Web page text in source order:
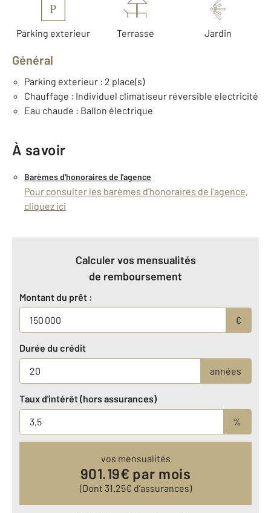
P
Parking exterieur Terrasse Jardin
Général
Parking exterieur : 2 place(s)
Chauffage : Individuel climatiseur réversible electricité
Eau chaude : Ballon électrique
À savoir
Barèmes d'honoraires de l'agence
Pour consulter les barèmes d'honoraires de l'agence,
cliquez ici
Calculer vos mensualités
de remboursement
Montant du prêt :
€
Durée du crédit
années
Taux d'intérêt (hors assurances)
%
vos mensualités
901.19€ par mois
(Dont 31.25€ d’assurances)